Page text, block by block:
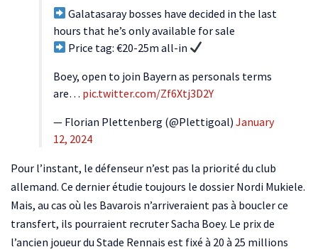
Galatasaray bosses have decided in the last
hours that he’s only available for sale
Price tag: €20-25m all-in
Boey, open to join Bayern as personals terms
are… pic.twitter.com/Zf6Xtj3D2Y
— Florian Plettenberg (@Plettigoal) January
12, 2024
Pour l’instant, le défenseur n’est pas la priorité du club
allemand. Ce dernier étudie toujours le dossier Nordi Mukiele.
Mais, au cas où les Bavarois n’arriveraient pas à boucler ce
transfert, ils pourraient recruter Sacha Boey. Le prix de
l’ancien joueur du Stade Rennais est fixé à 20 à 25 millions